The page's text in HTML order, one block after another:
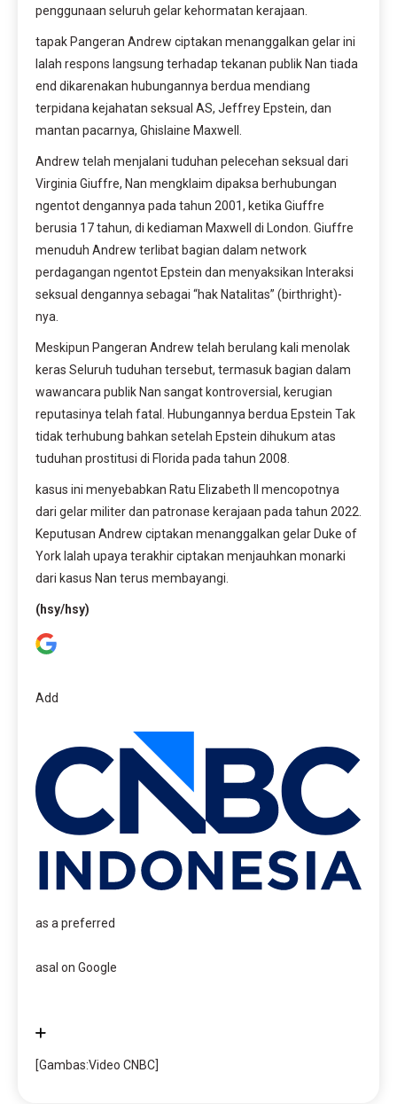
penggunaan seluruh gelar kehormatan kerajaan.
tapak Pangeran Andrew ciptakan menanggalkan gelar ini
Ialah respons langsung terhadap tekanan publik Nan tiada
end dikarenakan hubungannya berdua mendiang
terpidana kejahatan seksual AS, Jeffrey Epstein, dan
mantan pacarnya, Ghislaine Maxwell.
Andrew telah menjalani tuduhan pelecehan seksual dari
Virginia Giuffre, Nan mengklaim dipaksa berhubungan
ngentot dengannya pada tahun 2001, ketika Giuffre
berusia 17 tahun, di kediaman Maxwell di London. Giuffre
menuduh Andrew terlibat bagian dalam network
perdagangan ngentot Epstein dan menyaksikan Interaksi
seksual dengannya sebagai “hak Natalitas” (birthright)-
nya.
Meskipun Pangeran Andrew telah berulang kali menolak
keras Seluruh tuduhan tersebut, termasuk bagian dalam
wawancara publik Nan sangat kontroversial, kerugian
reputasinya telah fatal. Hubungannya berdua Epstein Tak
tidak terhubung bahkan setelah Epstein dihukum atas
tuduhan prostitusi di Florida pada tahun 2008.
kasus ini menyebabkan Ratu Elizabeth II mencopotnya
dari gelar militer dan patronase kerajaan pada tahun 2022.
Keputusan Andrew ciptakan menanggalkan gelar Duke of
York Ialah upaya terakhir ciptakan menjauhkan monarki
dari kasus Nan terus membayangi.
(hsy/hsy)
Add
as a preferred
asal on Google
[Gambas:Video CNBC]